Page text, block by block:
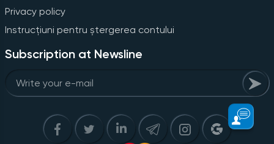
Privacy policy
Instrucțiuni pentru ștergerea contului
Subscription at Newsline